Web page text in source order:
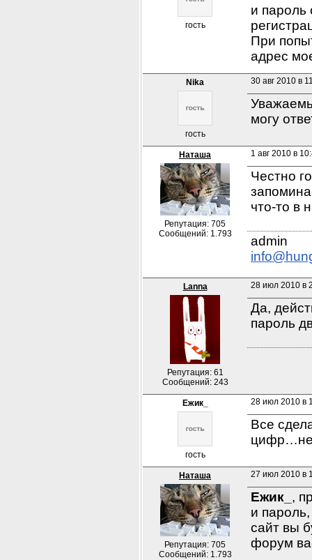
гость
и пароль
При
адрес
Nika
гость
30 авг 2010 в
могу
Наташа
Репутация: 705
Сообщений: 1.793
1 авг 2010 в
Честно
что-то в
Lanna
Репутация: 61
Сообщений: 243
28 июл 2010 в
Да,
пароль
Ежик_
гость
28 июл 2010 в
Все
цифр…не
Наташа
Репутация: 705
Сообщений: 1.793
27 июл 2010 в
Ежик_ ,
и
сайт вы
форум